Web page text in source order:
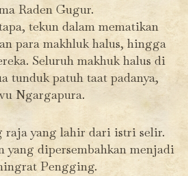
Raden Gugur.
tekun dalam mematikan
para makhluk halus, hingga
Seluruh makhuk halus di
tunduk patuh taat padanya,
Ngargapura.
raja yang lahir dari istri selir.
yang dipersembahkan menjadi
Pengging.